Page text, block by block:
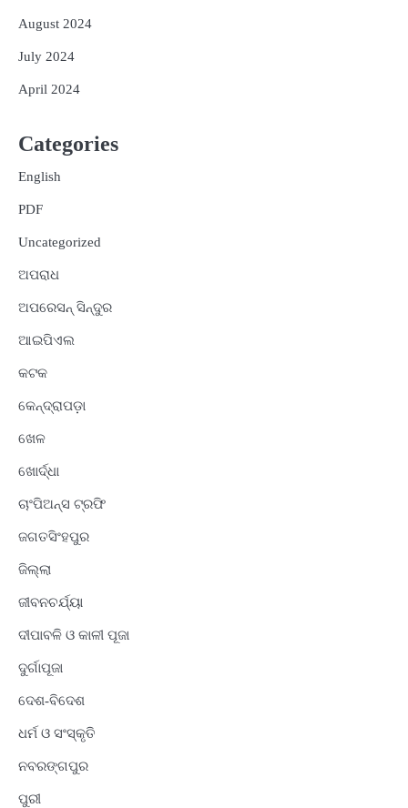
August 2024
July 2024
April 2024
Categories
English
PDF
Uncategorized
ଅପରାଧ
ଅପରେସନ୍ ସିନ୍ଦୁର
ଆଇପିଏଲ
କଟକ
କେନ୍ଦ୍ରାପଡ଼ା
ଖେଳ
ଖୋର୍ଦ୍ଧା
ଚାଂପିଅନ୍ସ ଟ୍ରଫି
ଜଗତସିଂହପୁର
ଜିଲ୍ଲା
ଜୀବନଚର୍ଯ୍ୟା
ଦୀପାବଳି ଓ କାଳୀ ପୂଜା
ଦୁର୍ଗାପୂଜା
ଦେଶ-ବିଦେଶ
ଧର୍ମ ଓ ସଂସ୍କୃତି
ନବରଙ୍ଗପୁର
ପୁରୀ